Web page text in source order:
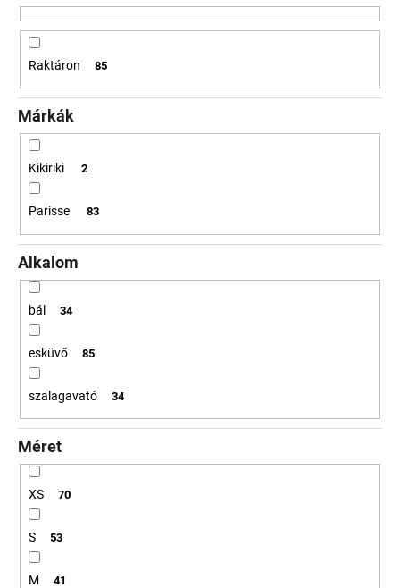
z
e
Raktáron 85
Márkák
Kikiriki 2
Parisse 83
Alkalom
bál 34
esküvő 85
szalagavató 34
Méret
XS 70
S 53
M 41
A
á
n
l